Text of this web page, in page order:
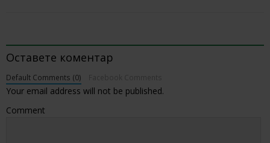
Оставете коментар
Default Comments (0)
Your email address will not be published.
Comment